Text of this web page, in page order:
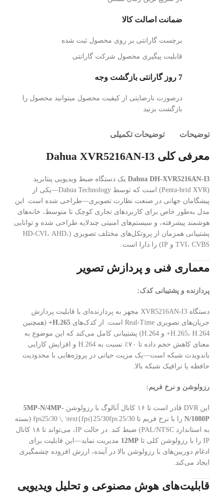
ضمانت اصالت کالا
برچست گارانتی بر روی محصول ثبت شده
قابلیت پیگیری محصول شرکت گارانتی
7 روز گارانتی بازگشت وجه
درصورت نارضایتی از کیفیت محصول میتوانید محصول را
بازگشت بزنید
توضیحات توضیحات تکمیلی
معرفی کلی Dahua XVR5216AN-I3
Dahua DH-XVR5216AN-I3 یک دستگاه ضبط ویدیویی پنتابرید
(Penta-brid XVR) است که توسط Dahua Technology—یکی از
پیشگامان جهانی در صنعت نظارت تصویری—طراحی شده است. این
مدل به‌طور خاص برای کاربردهای تجاری کوچک تا متوسط، خانه‌های
هوشمند پیشرفته، و سیستم‌های امنیتی چندلایه طراحی شده و توانایی
پشتیبانی همزمان از پروتکل‌های مختلف تصویری (HD-CVI، AHD،
TVI، CVBS و IP) را دارا است.
معماری فنی و پردازش تصویر
پردازنده و پشتیبانی کدک:
دستگاه XVR5216AN-I3 مجهز به پردازنده‌ای با قابلیت پردازش
جریان‌های تصویری Real-Time است. از کدک‌های
H.265+
(همچنین
H.265، H.264+ و H.264) پشتیبانی کامل می‌کند که این موضوع به
معنای کاهش حجم داده تا ۷۰٪ نسبت به H.264 و افزایش کارایی
باندویدث شبکه است—یک مزیت حیاتی در پروژه‌هایی با محدودیت
حافظه یا ترافیک شبکه بالا.
رزولوشن و نرخ فریم:
این DVR قادر است تا ۱۶ کانال آنالوگ با رزولوشن
5MP-N/4MP-
N/1080P را با نرخ فریم تا 25/30 fps25/30 \, \text{fps}
25/30fps
(بسته
به استاندارد PAL/NTSC) ضبط کند. در حالت IP، می‌تواند تا ۱۸ کانال
IP را با رزولوشن کلی تا
12MP مدیریت نماید—این قابلیت برای
ادغام دوربین‌های با رزولوشن بالا در آینده، ارزش افزوده چشمگیری
ایجاد می‌کند.
قابلیت‌های هوش مصنوعی و تحلیل ویدیویی